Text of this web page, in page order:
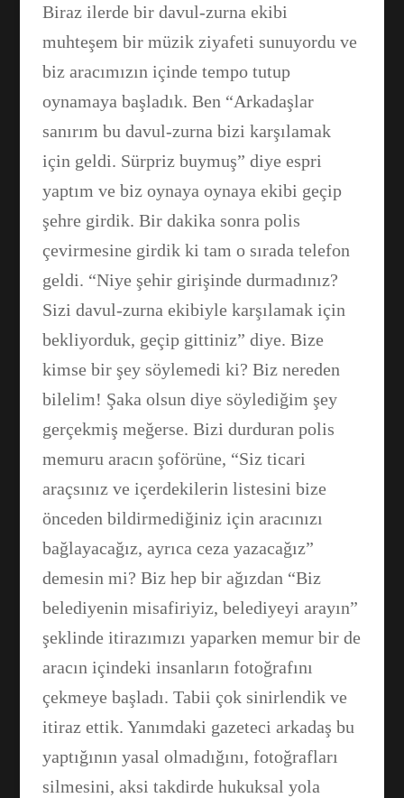
Biraz ilerde bir davul-zurna ekibi
muhteşem bir müzik ziyafeti sunuyordu ve
biz aracımızın içinde tempo tutup
oynamaya başladık. Ben “Arkadaşlar
sanırım bu davul-zurna bizi karşılamak
için geldi. Sürpriz buymuş” diye espri
yaptım ve biz oynaya oynaya ekibi geçip
şehre girdik. Bir dakika sonra polis
çevirmesine girdik ki tam o sırada telefon
geldi. “Niye şehir girişinde durmadınız?
Sizi davul-zurna ekibiyle karşılamak için
bekliyorduk, geçip gittiniz” diye. Bize
kimse bir şey söylemedi ki? Biz nereden
bilelim! Şaka olsun diye söylediğim şey
gerçekmiş meğerse. Bizi durduran polis
memuru aracın şoförüne, “Siz ticari
araçsınız ve içerdekilerin listesini bize
önceden bildirmediğiniz için aracınızı
bağlayacağız, ayrıca ceza yazacağız”
demesin mi? Biz hep bir ağızdan “Biz
belediyenin misafiriyiz, belediyeyi arayın”
şeklinde itirazımızı yaparken memur bir de
aracın içindeki insanların fotoğrafını
çekmeye başladı. Tabii çok sinirlendik ve
itiraz ettik. Yanımdaki gazeteci arkadaş bu
yaptığının yasal olmadığını, fotoğrafları
silmesini, aksi takdirde hukuksal yola